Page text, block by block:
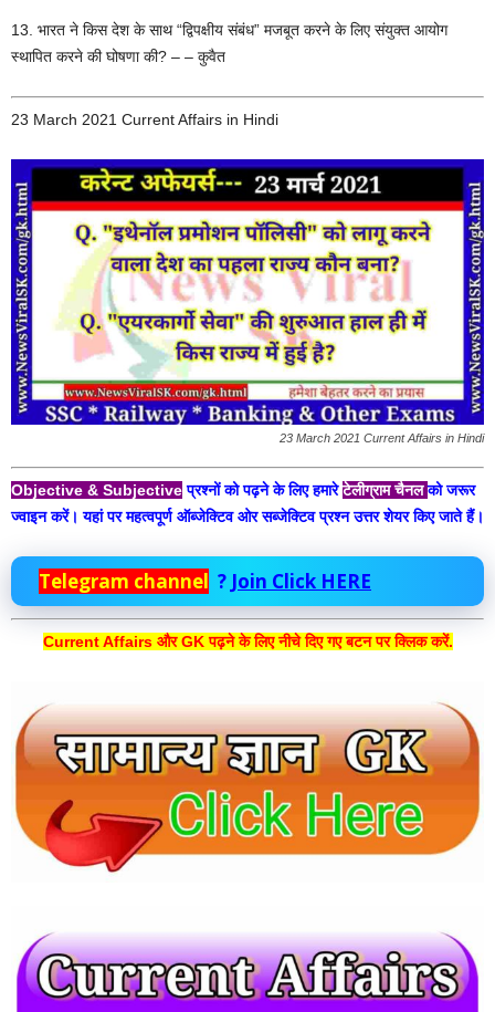
13. भारत ने किस देश के साथ “द्विपक्षीय संबंध” मजबूत करने के लिए संयुक्त आयोग
स्थापित करने की घोषणा की? – – कुवैत
23 March 2021 Current Affairs in Hindi
23 March 2021 Current Affairs in Hindi
Objective & Subjectiveप्रश्नों को पढ़ने के लिए हमारेटेलीग्राम चैनलको जरूर
ज्वाइन करें। यहां पर महत्वपूर्ण ऑब्जेक्टिव ओर सब्जेक्टिव प्रश्न उत्तर शेयर किए जाते हैं।
Telegram channel ? Join Click HERE
Current Affairs और GK पढ़ने के लिए नीचे दिए गए बटन पर क्लिक करें.